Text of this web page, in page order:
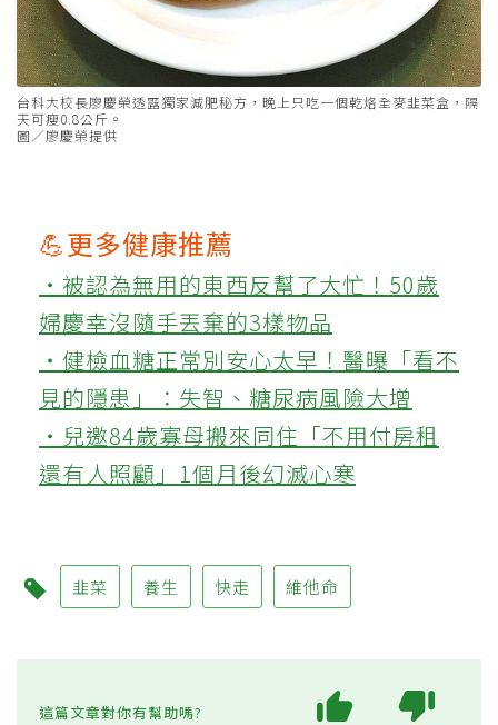
台科大校長廖慶榮透露獨家減肥秘方，晚上只吃一個乾烙全麥韭菜盒，隔
天可瘦0.8公斤。
圖／廖慶榮提供
💪更多健康推薦
‧被認為無用的東西反幫了大忙！50歲
婦慶幸沒隨手丟棄的3樣物品
‧健檢血糖正常別安心太早！醫曝「看不
見的隱患」：失智、糖尿病風險大增
‧兒邀84歲寡母搬來同住「不用付房租
還有人照顧」1個月後幻滅心寒
韭菜 養生 快走 維他命
這篇文章對你有幫助嗎?